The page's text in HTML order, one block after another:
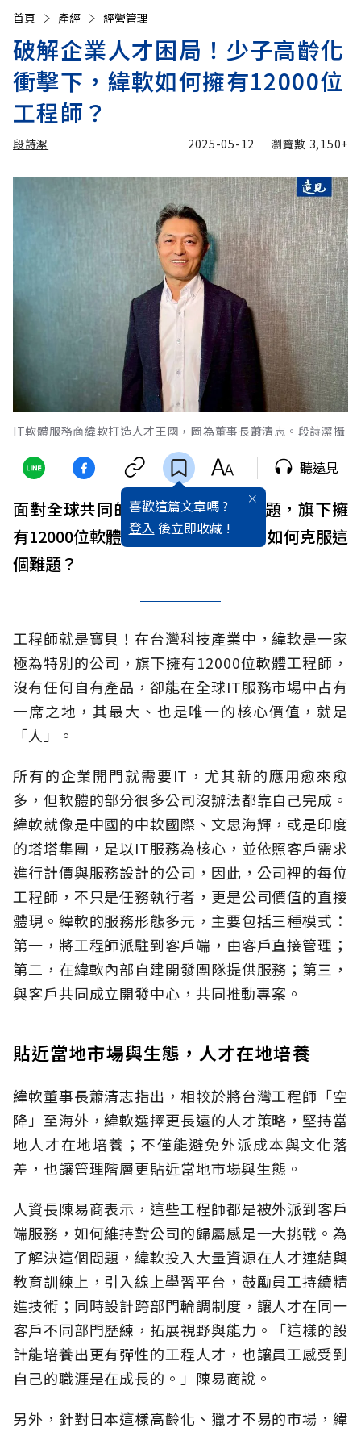
首頁 產經 經營管理
破解企業人才困局！少子高齡化
衝擊下，緯軟如何擁有12000位
工程師？
段詩潔 2025-05-12 瀏覽數 3,150+
IT軟體服務商緯軟打造人才王國，圖為董事長蕭清志。段詩潔攝
喜歡這篇文章嗎 ?
登入 後立即收藏 !
聽遠見
面對全球共同的少子化、高齡
化議題，旗下擁
有12000位軟體 工程師的緯軟資訊，如何克服這
個難題？
工程師就是寶貝！在台灣科技產業中，緯軟是一家
極為特別的公司，旗下擁有12000位軟體工程師，
沒有任何自有產品，卻能在全球IT服務市場中占有
一席之地，其最大、也是唯一的核心價值，就是
「人」。
所有的企業開門就需要IT，尤其新的應用愈來愈
多，但軟體的部分很多公司沒辦法都靠自己完成。
緯軟就像是中國的中軟國際、文思海輝，或是印度
的塔塔集團，是以IT服務為核心，並依照客戶需求
進行計價與服務設計的公司，因此，公司裡的每位
工程師，不只是任務執行者，更是公司價值的直接
體現。緯軟的服務形態多元，主要包括三種模式：
第一，將工程師派駐到客戶端，由客戶直接管理；
第二，在緯軟內部自建開發團隊提供服務；第三，
與客戶共同成立開發中心，共同推動專案。
貼近當地市場與生態，人才在地培養
緯軟董事長蕭清志指出，相較於將台灣工程師「空
降」至海外，緯軟選擇更長遠的人才策略，堅持當
地人才在地培養；不僅能避免外派成本與文化落
差，也讓管理階層更貼近當地市場與生態。
人資長陳易商表示，這些工程師都是被外派到客戶
端服務，如何維持對公司的歸屬感是一大挑戰。為
了解決這個問題，緯軟投入大量資源在人才連結與
教育訓練上，引入線上學習平台，鼓勵員工持續精
進技術；同時設計跨部門輪調制度，讓人才在同一
客戶不同部門歷練，拓展視野與能力。「這樣的設
計能培養出更有彈性的工程人才，也讓員工感受到
自己的職涯是在成長的。」陳易商說。
另外，針對日本這樣高齡化、獵才不易的市場，緯